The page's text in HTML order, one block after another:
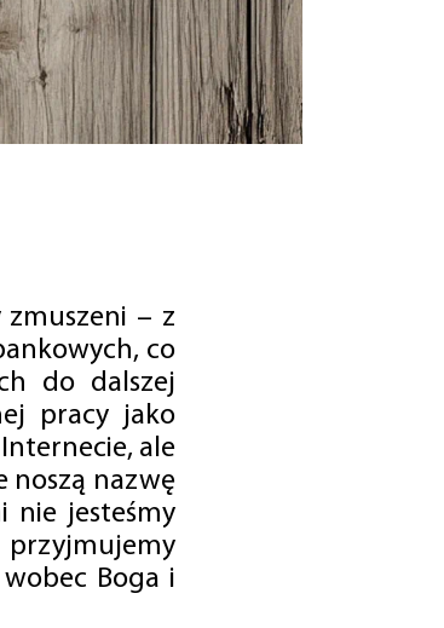
zmuszeni – z
co
do dalszej
pracy jako
ale
noszą nazwę
nie jesteśmy
przyjmujemy
Boga i